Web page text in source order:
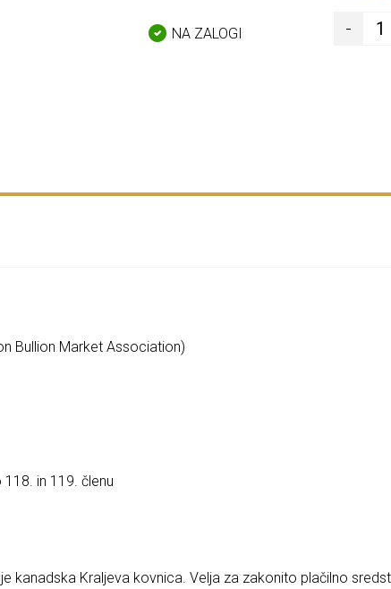
NA ZALOGI -
Bullion Market Association)
in 119. členu
kanadska Kraljeva kovnica. Velja za zakonito plačilno